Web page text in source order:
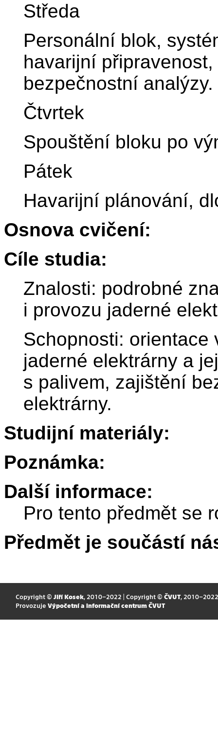
Středa
Personální blok,
havarijní
bezpečnostní analýzy.
Čtvrtek
Spouštění bloku po
Pátek
Havarijní plánování,
Osnova cvičení:
Cíle studia:
Znalosti: podrobné
i provozu jaderné
Schopnosti: orientace
jaderné elektrárny a
s palivem, zajištění
elektrárny.
Studijní materiály:
Poznámka:
Další informace:
Pro tento předmět se
Předmět je součástí
Copyright © Jiří Kosek, 2010–2022 | Copyright © ČVUT, 2010–2022
Provozuje Výpočetní a informační centrum ČVUT